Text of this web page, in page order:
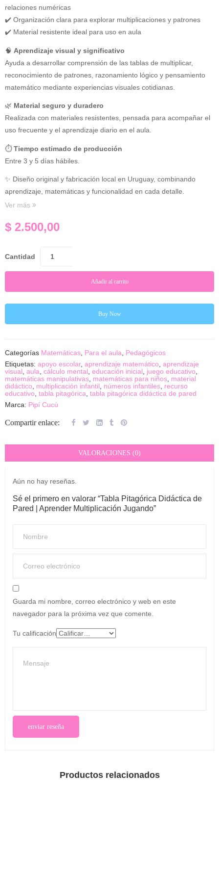
relaciones numéricas
✔️ Organización clara para explorar multiplicaciones y patrones
✔️ Material resistente ideal para uso en aula
🧠 Aprendizaje visual y significativo
Ayuda a desarrollar comprensión de las tablas de multiplicar,
reconocimiento de patrones, razonamiento lógico y pensamiento
matemático mediante experiencias visuales cotidianas.
🌿 Material seguro y duradero
Realizada con materiales resistentes, pensada para acompañar el
uso frecuente y el aprendizaje diario en el aula.
⏱Tiempo estimado de producción
Entre 3 y 5 días hábiles.
✨ Diseño original y fabricación local en Uruguay, combinando
aprendizaje, matemáticas y funcionalidad en cada detalle.
Ver más
$ 2.500,00
Cantidad
Añadir al carrito
Buy Now
Categorías Matemáticas, Para el aula, Pedagógicos
Etiquetas: apoyo escolar, aprendizaje matemático, aprendizaje
visual, aula, cálculo mental, educación inicial, juego educativo,
matemáticas manipulativas, matemáticas para niños, material
didáctico, multiplicación infantil, números infantiles, recurso
educativo, tabla pitagórica, tabla pitagórica didáctica de pared
Marca: Pipí Cucú
Compartir enlace:
VALORACIONES (0)
Aún no hay reseñas.
Sé el primero en valorar “Tabla Pitagórica Didáctica de
Pared | Aprender Multiplicación Jugando”
Guarda mi nombre, correo electrónico y web en este
navegador para la próxima vez que comente.
Tu calificación
Productos relacionados